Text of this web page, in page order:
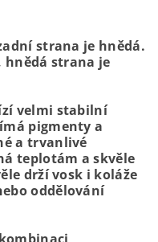
strana je hnědá.
hnědá strana je
velmi stabilní
pigmenty a
a trvanlivé
teplotám a skvěle
drží vosk i koláže
oddělování